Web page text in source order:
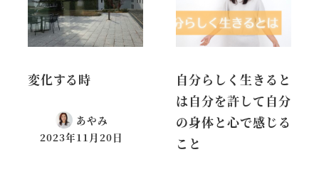
変化する時
あやみ
2023年11月20日
自分らしく生きると
は自分を許して自分
の身体と心で感じる
こと